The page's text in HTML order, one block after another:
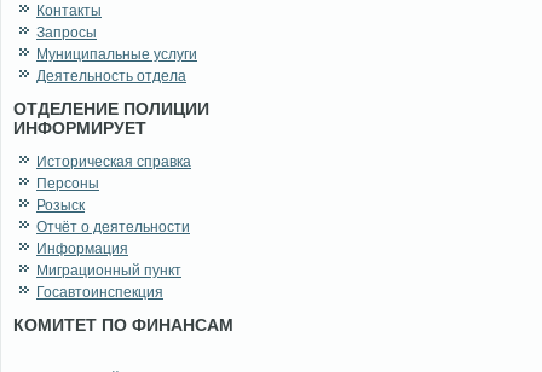
Контакты
Запросы
Муниципальные услуги
Деятельность отдела
ОТДЕЛЕНИЕ ПОЛИЦИИ
ИНФОРМИРУЕТ
Историческая справка
Персоны
Розыск
Отчёт о деятельности
Информация
Миграционный пункт
Госавтоинспекция
КОМИТЕТ ПО ФИНАНСАМ